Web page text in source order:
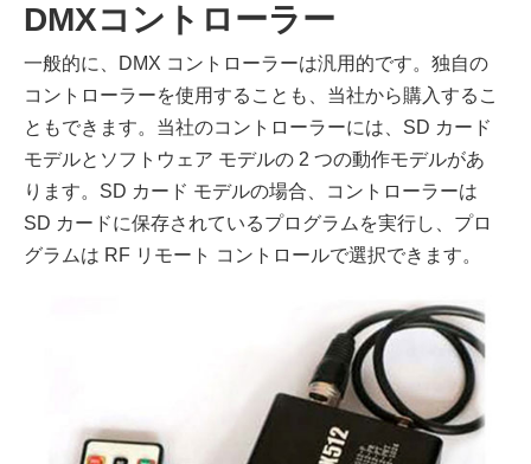
DMXコントローラー
一般的に、DMX コントローラーは汎用的です。独自の
コントローラーを使用することも、当社から購入するこ
ともできます。当社のコントローラーには、SD カード
モデルとソフトウェア モデルの 2 つの動作モデルがあ
ります。SD カード モデルの場合、コントローラーは
SD カードに保存されているプログラムを実行し、プロ
グラムは RF リモート コントロールで選択できます。